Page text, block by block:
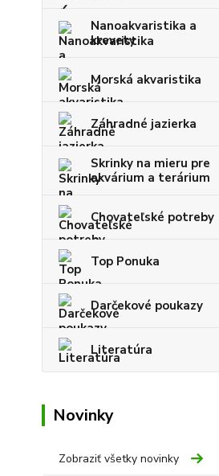
Nanoakvaristika a
krevety
Morská akvaristika
Záhradné jazierka
Skrinky na mieru pre
akvárium a terárium
Chovateľské potreby
Top Ponuka
Darčekové poukazy
Literatúra
Novinky
Zobraziť všetky novinky